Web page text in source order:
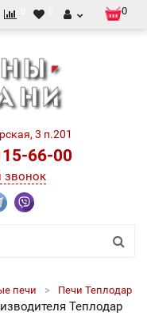
0
3 п.201
66-00
звонок
печи Печи Теплодар
Теплодар